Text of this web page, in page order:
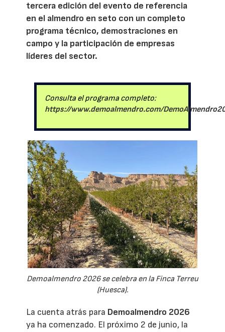
tercera edición del evento de referencia
en el almendro en seto con un completo
programa técnico, demostraciones en
campo y la participación de empresas
líderes del sector.
Consulta el programa completo:
https://www.demoalmendro.com/
Demoalmendro 2026 se celebra en la Finca Terreu
(Huesca).
La cuenta atrás para Demoalmendro 2026
ya ha comenzado. El próximo 2 de junio, la